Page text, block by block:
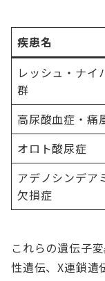
疾患名
レッシュ・ナイ
群
高尿酸血症・痛
オロト酸尿症
アデノシンデア
欠損症
これらの遺伝子
性遺伝、X連鎖遺